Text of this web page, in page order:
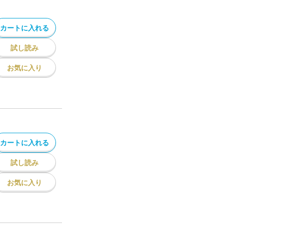
カートに入れる
試し読み
お気に入り
カートに入れる
試し読み
お気に入り